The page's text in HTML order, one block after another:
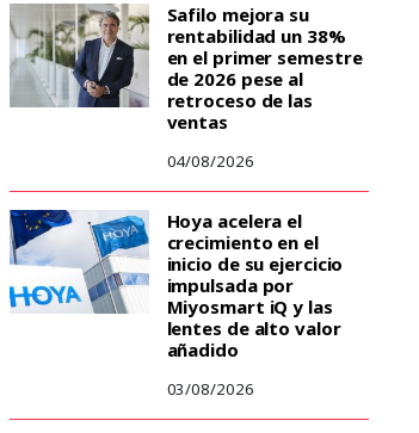
Safilo mejora su
rentabilidad un 38%
en el primer semestre
de 2026 pese al
retroceso de las
ventas
04/08/2026
Hoya acelera el
crecimiento en el
inicio de su ejercicio
impulsada por
Miyosmart iQ y las
lentes de alto valor
añadido
03/08/2026